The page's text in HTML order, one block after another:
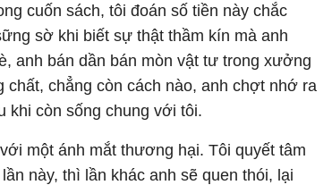
cuốn sách, tôi đoán số tiền này chắc
sờ khi biết sự thật thầm kín mà anh
anh bán dần bán mòn vật tư trong xưởng
chẳng còn cách nào, anh chợt nhớ ra
khi còn sống chung với tôi.
một ánh mắt thương hại. Tôi quyết tâm
này, thì lần khác anh sẽ quen thói, lại